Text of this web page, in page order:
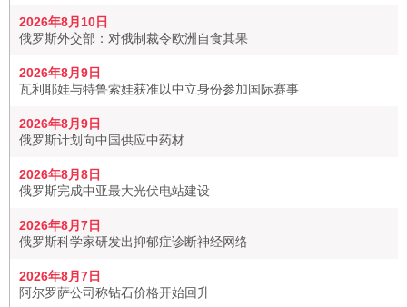
2026年8月10日
俄罗斯外交部：对俄制裁令欧洲自食其果
2026年8月9日
瓦利耶娃与特鲁索娃获准以中立身份参加国际赛事
2026年8月9日
俄罗斯计划向中国供应中药材
2026年8月8日
俄罗斯完成中亚最大光伏电站建设
2026年8月7日
俄罗斯科学家研发出抑郁症诊断神经网络
2026年8月7日
阿尔罗萨公司称钻石价格开始回升